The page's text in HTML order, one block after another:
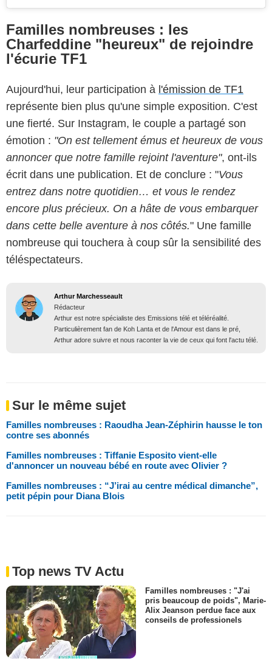
Familles nombreuses : les
Charfeddine "heureux" de rejoindre
l'écurie TF1
Aujourd'hui, leur participation à l'émission de TF1
représente bien plus qu'une simple exposition. C'est
une fierté. Sur Instagram, le couple a partagé son
émotion : "On est tellement émus et heureux de vous
annoncer que notre famille rejoint l'aventure", ont-ils
écrit dans une publication. Et de conclure : "Vous
entrez dans notre quotidien… et vous le rendez
encore plus précieux. On a hâte de vous embarquer
dans cette belle aventure à nos côtés." Une famille
nombreuse qui touchera à coup sûr la sensibilité des
téléspectateurs.
Arthur Marchesseault
Rédacteur
Arthur est notre spécialiste des Emissions télé et téléréalité.
Particulièrement fan de Koh Lanta et de l'Amour est dans le pré,
Arthur adore suivre et nous raconter la vie de ceux qui font l'actu télé.
Sur le même sujet
Familles nombreuses : Raoudha Jean-Zéphirin hausse le ton
contre ses abonnés
Familles nombreuses : Tiffanie Esposito vient-elle
d'annoncer un nouveau bébé en route avec Olivier ?
Familles nombreuses : “J’irai au centre médical dimanche”,
petit pépin pour Diana Blois
Top news TV Actu
Familles nombreuses : "J'ai
pris beaucoup de poids", Marie-
Alix Jeanson perdue face aux
conseils de professionels